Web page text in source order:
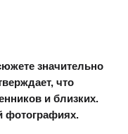
значительно
что
и близких.
фотографиях.